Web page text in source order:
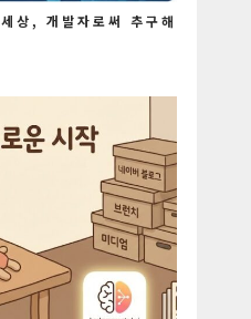
상, 개발자로써 추구해